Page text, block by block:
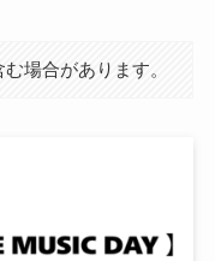
場合があります。